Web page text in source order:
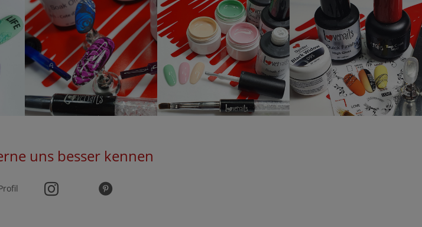
uns besser kennen